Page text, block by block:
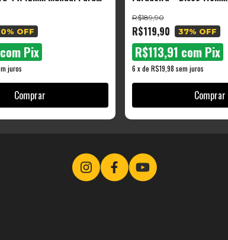
% OFF
juros
com Pix
R$119,90
R$189,90
37% OFF
6 xde R$19,98 sem juros
R$113,91 com Pix